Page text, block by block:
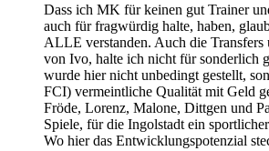
Dass ich MK für keinen gut Trainer
auch für fragwürdig halte, haben,
ALLE verstanden. Auch die Transfers
von Ivo, halte ich nicht für sonderlich
wurde hier nicht unbedingt gestellt,
FCI) vermeintliche Qualität mit Geld
Fröde, Lorenz, Malone, Dittgen und
Spiele, für die Ingolstadt ein
Wo hier das Entwicklungspotenzial